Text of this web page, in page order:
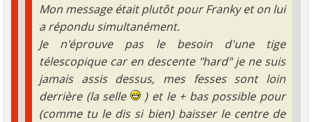
Mon message était plutôt pour Franky et on lui
a répondu simultanément.
Je n'éprouve pas le besoin d'une tige
télescopique car en descente "hard" je ne suis
jamais assis dessus, mes fesses sont loin
derrière (la selle
) et le + bas possible pour
(comme tu le dis si bien) baisser le centre de